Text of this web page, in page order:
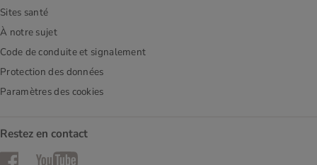
Sites santé
À notre sujet
Code de conduite et signalement
Protection des données
Paramètres des cookies
Restez en contact
FacebookYouTube